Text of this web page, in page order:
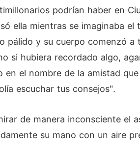
podrían haber en
ella mientras se imaginaba
pálido y su cuerpo comenzó
si hubiera recordado algo,
en el nombre de la amistad
escuchar tus consejos".
de manera inconsciente el
su mano con un aire